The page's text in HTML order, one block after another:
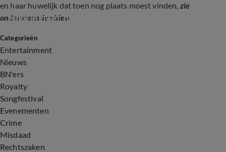
en haar huwelijk dat toen nog plaats moest vinden, zie
onderstaande video.
0:19
Nikkie over huwelijk
Categorieën
Entertainment
Nieuws
BN'ers
Royalty
Songfestival
Evenementen
Crime
Misdaad
Rechtszaken